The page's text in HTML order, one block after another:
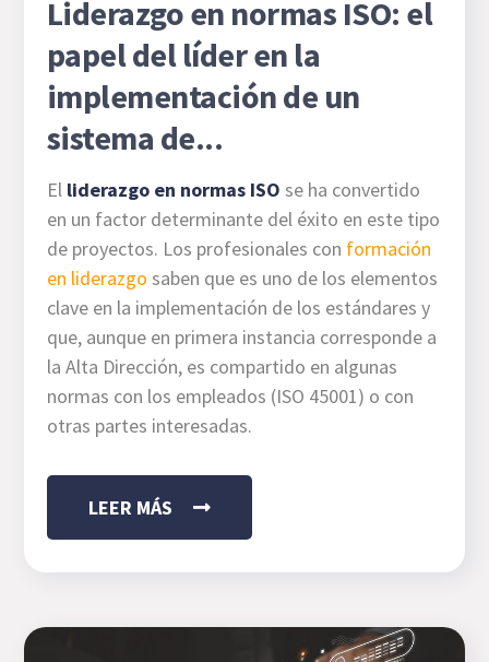
Liderazgo en normas ISO: el
papel del líder en la
implementación de un
sistema de...
El liderazgo en normas ISO se ha convertido
en un factor determinante del éxito en este tipo
de proyectos. Los profesionales con formación
en liderazgo saben que es uno de los elementos
clave en la implementación de los estándares y
que, aunque en primera instancia corresponde a
la Alta Dirección, es compartido en algunas
normas con los empleados (ISO 45001) o con
otras partes interesadas.
LEER MÁS